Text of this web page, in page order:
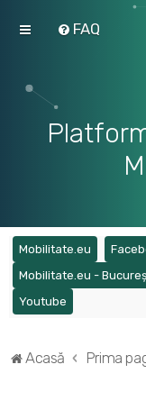
FAQ
Mobilitate.eu (Opens
Mobilitate.eu -
Youtube
Acasă